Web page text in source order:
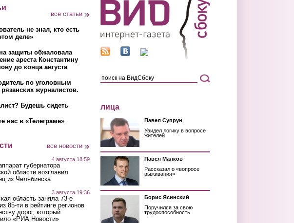
все статьи
не знал, кто есть
деле»
защиты обжаловала
ареста Константину
до конца августа
по уголовным
журналистов.
Будешь сидеть
нас в «Телеграме»
все новости
4 августа 18:59
губернатора
области возглавил
из Челябинска
3 августа 19:36
область заняла 73-е
85-ти в рейтинге регионов
дорог, который
«РИА Новости»
лица
Павел Супрун
Увидел логику в вопросе
жителей
Павел Малков
Рассказал о «вопросе
выживания»
Борис Ясинский
Поручился за свою
трудоспособность